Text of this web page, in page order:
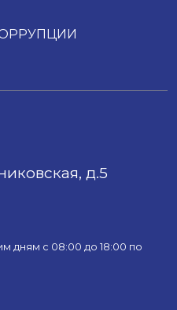
д.5
дням с 08:00 до 18:00 по